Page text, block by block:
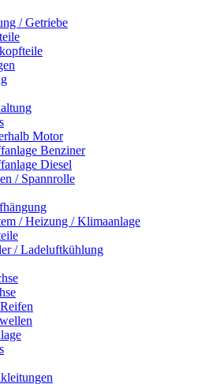
/ Getriebe
Motor
Benziner
Diesel
/ Spannrolle
/ Heizung / Klimaanlage
/ Ladeluftkühlung